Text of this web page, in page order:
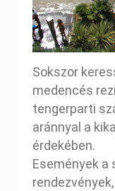
Sokszor
medencés
tengerparti
aránnyal a
érdekében.
Események a